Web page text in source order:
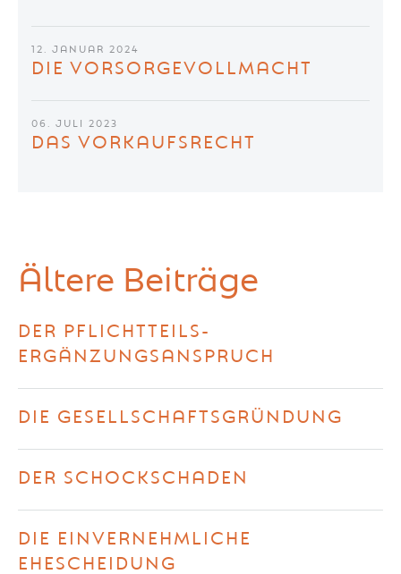
12. JANUAR 2024
DIE VORSORGEVOLLMACHT
06. JULI 2023
DAS VORKAUFSRECHT
Ältere Beiträge
DER PFLICHTTEILS-
ERGÄNZUNGSANSPRUCH
DIE GESELLSCHAFTSGRÜNDUNG
DER SCHOCKSCHADEN
DIE EINVERNEHMLICHE
EHESCHEIDUNG